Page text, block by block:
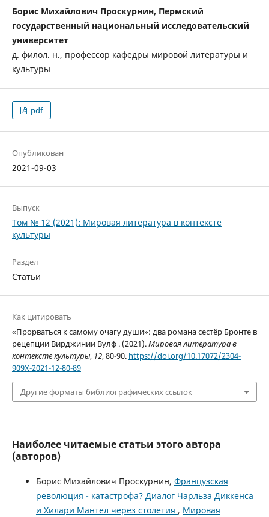
Борис Михайлович Проскурнин, Пермский
государственный национальный исследовательский
университет
д. филол. н., профессор кафедры мировой литературы и
культуры
pdf
Опубликован
2021-09-03
Выпуск
Том № 12 (2021): Мировая литература в контексте
культуры
Раздел
Статьи
Как цитировать
«Прорваться к самому очагу души»: два романа сестёр Бронте в
рецепции Вирджинии Вулф . (2021).Мировая литература в
контексте культуры, 12, 80-90. https://doi.org/10.17072/2304-
909Х-2021-12-80-89
Другие форматы библиографических ссылок
Наиболее читаемые статьи этого автора
(авторов)
Борис Михайлович Проскурнин, Французская
революция - катастрофа? Диалог Чарльза Диккенса
и Хилари Мантел через столетия , Мировая